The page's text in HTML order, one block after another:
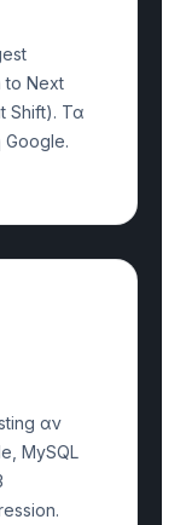
to Next
Shift). Τα
Google.
αν
MySQL